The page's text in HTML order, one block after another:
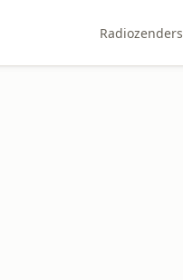
Radiozenders